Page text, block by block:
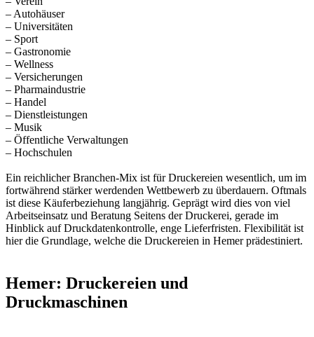
– Autohäuser
– Universitäten
– Sport
– Gastronomie
– Wellness
– Versicherungen
– Pharmaindustrie
– Handel
– Dienstleistungen
– Musik
– Öffentliche Verwaltungen
– Hochschulen
Ein reichlicher Branchen-Mix ist für Druckereien wesentlich, um im
fortwährend stärker werdenden Wettbewerb zu überdauern. Oftmals
ist diese Käuferbeziehung langjährig. Geprägt wird dies von viel
Arbeitseinsatz und Beratung Seitens der Druckerei, gerade im
Hinblick auf Druckdatenkontrolle, enge Lieferfristen. Flexibilität ist
hier die Grundlage, welche die Druckereien in Hemer prädestiniert.
Hemer: Druckereien und
Druckmaschinen